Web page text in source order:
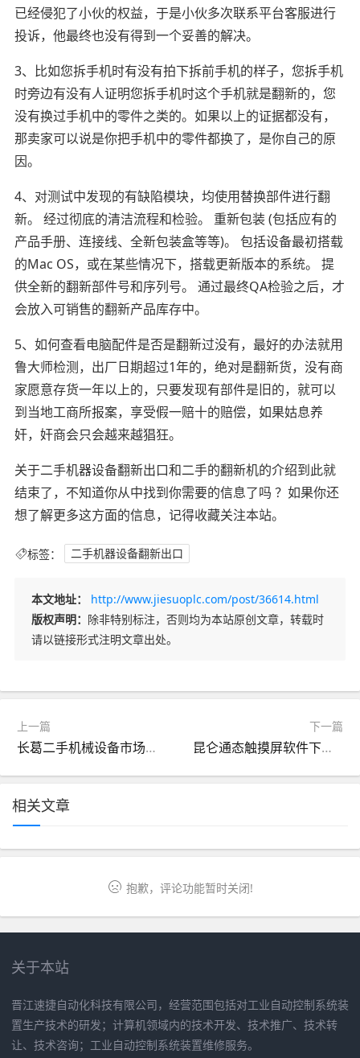
已经侵犯了小伙的权益，于是小伙多次联系平台客服进行
投诉，他最终也没有得到一个妥善的解决。
3、比如您拆手机时有没有拍下拆前手机的样子，您拆手机
时旁边有没有人证明您拆手机时这个手机就是翻新的，您
没有换过手机中的零件之类的。如果以上的证据都没有，
那卖家可以说是你把手机中的零件都换了，是你自己的原
因。
4、对测试中发现的有缺陷模块，均使用替换部件进行翻
新。 经过彻底的清洁流程和检验。 重新包装 (包括应有的
产品手册、连接线、全新包装盒等等)。 包括设备最初搭载
的Mac OS，或在某些情况下，搭载更新版本的系统。 提
供全新的翻新部件号和序列号。 通过最终QA检验之后，才
会放入可销售的翻新产品库存中。
5、如何查看电脑配件是否是翻新过没有，最好的办法就用
鲁大师检测，出厂日期超过1年的，绝对是翻新货，没有商
家愿意存货一年以上的，只要发现有部件是旧的，就可以
到当地工商所报案，享受假一赔十的赔偿，如果姑息养
奸，奸商会只会越来越猖狂。
关于二手机器设备翻新出口和二手的翻新机的介绍到此就
结束了，不知道你从中找到你需要的信息了吗 ？如果你还
想了解更多这方面的信息，记得收藏关注本站。
标签： 二手机器设备翻新出口
本文地址：
http://www.jiesuoplc.com/post/36614.html
版权声明： 除非特别标注，否则均为本站原创文章，转载时
请以链接形式注明文章出处。
上一篇
长葛二手机械设备市场（长葛二手机械设备市场包总）
下一篇
昆仑通态触摸屏软件下载官方官网（昆仑通态触摸屏简介）
相关文章
抱歉，评论功能暂时关闭!
关于本站
晋江速捷自动化科技有限公司，经营范围包括对工业自动控制系统装
置生产技术的研发；计算机领域内的技术开发、技术推广、技术转
让、技术咨询；工业自动控制系统装置维修服务。